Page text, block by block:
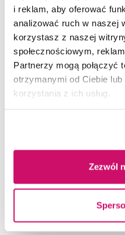
i reklam, aby oferować
analizować ruch w naszej
korzystasz z naszej
społecznościowym,
Partnerzy mogą połączyć
otrzymanymi od Ciebie
korzystania z ich usług.
Zezwól
tel. 885 229 500